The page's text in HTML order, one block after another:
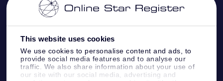
This website uses cookies
We use cookies to personalise content and ads, to
provide social media features and to analyse our
traffic. We also share information about your use of
our site with our social media, advertising and
Företagspresenter
One Million Stars
OSR Starsaver
Fly me to the stars VR-app
Returpolicy
Konstellationerna